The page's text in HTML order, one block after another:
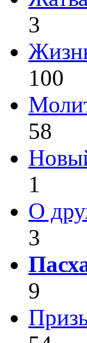
3
100
58
1
О
3
9